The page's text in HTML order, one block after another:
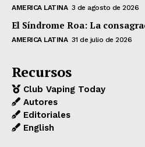
AMERICA LATINA 3 de agosto de 2026
El Síndrome Roa: La
AMERICA LATINA 31 de julio de 2026
Recursos
Club Vaping Today
Autores
Editoriales
English